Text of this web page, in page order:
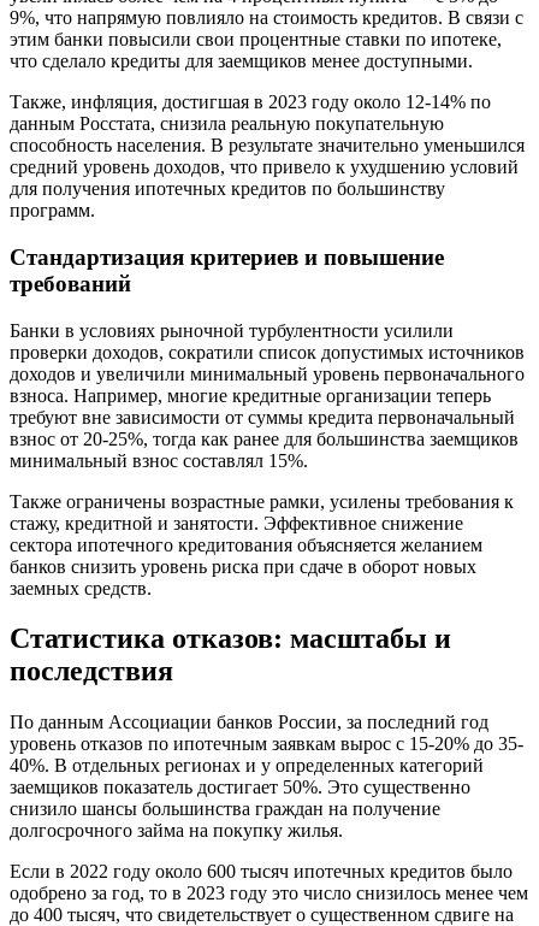
9%, что напрямую повлияло на стоимость кредитов. В связи с
этим банки повысили свои процентные ставки по ипотеке,
что сделало кредиты для заемщиков менее доступными.
Также, инфляция, достигшая в 2023 году около 12-14% по
данным Росстата, снизила реальную покупательную
способность населения. В результате значительно уменьшился
средний уровень доходов, что привело к ухудшению условий
для получения ипотечных кредитов по большинству
программ.
Стандартизация критериев и повышение
требований
Банки в условиях рыночной турбулентности усилили
проверки доходов, сократили список допустимых источников
доходов и увеличили минимальный уровень первоначального
взноса. Например, многие кредитные организации теперь
требуют вне зависимости от суммы кредита первоначальный
взнос от 20-25%, тогда как ранее для большинства заемщиков
минимальный взнос составлял 15%.
Также ограничены возрастные рамки, усилены требования к
стажу, кредитной и занятости. Эффективное снижение
сектора ипотечного кредитования объясняется желанием
банков снизить уровень риска при сдаче в оборот новых
заемных средств.
Статистика отказов: масштабы и
последствия
По данным Ассоциации банков России, за последний год
уровень отказов по ипотечным заявкам вырос с 15-20% до 35-
40%. В отдельных регионах и у определенных категорий
заемщиков показатель достигает 50%. Это существенно
снизило шансы большинства граждан на получение
долгосрочного займа на покупку жилья.
Если в 2022 году около 600 тысяч ипотечных кредитов было
одобрено за год, то в 2023 году это число снизилось менее чем
до 400 тысяч, что свидетельствует о существенном сдвиге на